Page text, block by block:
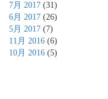
7月 2017 (31)
6月 2017 (26)
5月 2017 (7)
11月 2016 (6)
10月 2016 (5)